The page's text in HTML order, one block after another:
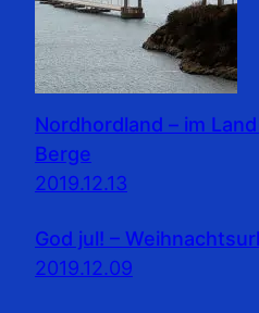
Nordhordland – im
Berge
2019.12.13
God jul! –
2019.12.09